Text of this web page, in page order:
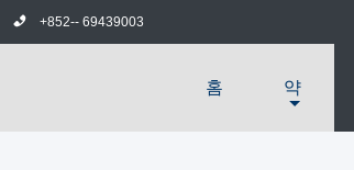
+852-- 69439003
홈 약